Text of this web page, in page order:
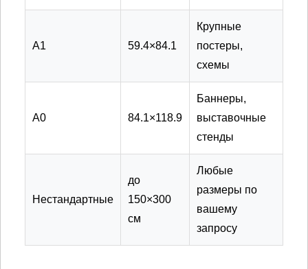
А1 59.4×84.1
Крупные
постеры,
схемы
А0 84.1×118.9
Баннеры,
выставочные
стенды
Нестандартные
до
150×300
см
Любые
размеры по
вашему
запросу